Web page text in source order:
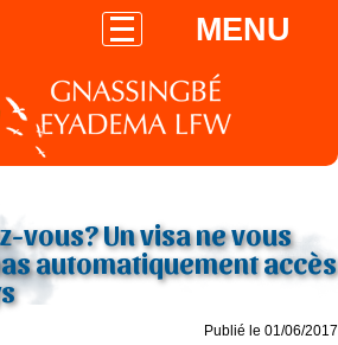
MENU
vous? Un visa ne vous
automatiquement accès
Publié le 01/06/2017